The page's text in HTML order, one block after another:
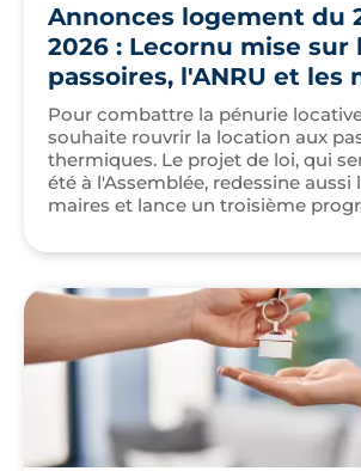
Annonces logement du
2026 : Lecornu mise sur
passoires, l'ANRU et les
Pour combattre la pénurie
souhaite rouvrir la location aux
thermiques. Le projet de loi, qui
été à l'Assemblée, redessine aussi
maires et lance un troisième